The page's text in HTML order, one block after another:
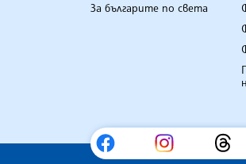
За българите по света